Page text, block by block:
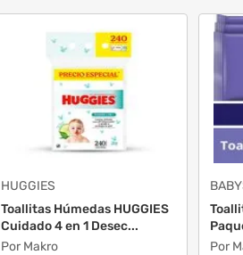
HUGGIES
Toallitas Húmedas HUGGIES
Cuidado 4 en 1 Desec...
Por Makro
Por